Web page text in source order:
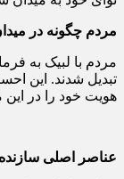
مردم چگونه در
مردم با لبیک به
تبدیل شدند. این
هویت خود را در این
عناصر اصلی